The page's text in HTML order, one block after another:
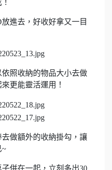
進去，好收好拿又一目
照收納的物品大小去做
更能靈活運用！
做額外的收納掛勾，讓
~
併在一起，立刻多出30